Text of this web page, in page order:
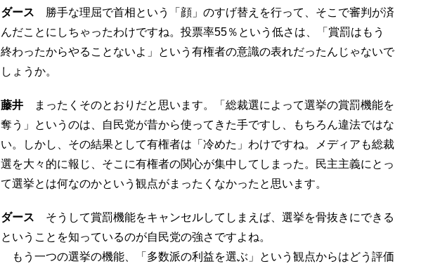
ダース 勝手な理屈で首相という「顔」のすげ替えを行って、そこで審判が済
んだことにしちゃったわけですね。投票率55％という低さは、「賞罰はもう
終わったからやることないよ」という有権者の意識の表れだったんじゃないで
しょうか。
藤井 まったくそのとおりだと思います。「総裁選によって選挙の賞罰機能を
奪う」というのは、自民党が昔から使ってきた手ですし、もちろん違法ではな
い。しかし、その結果として有権者は「冷めた」わけですね。メディアも総裁
選を大々的に報じ、そこに有権者の関心が集中してしまった。民主主義にとっ
て選挙とは何なのかという観点がまったくなかったと思います。
ダース そうして賞罰機能をキャンセルしてしまえば、選挙を骨抜きにできる
ということを知っているのが自民党の強さですよね。
もう一つの選挙の機能、「多数派の利益を選ぶ」という観点からはどう評価